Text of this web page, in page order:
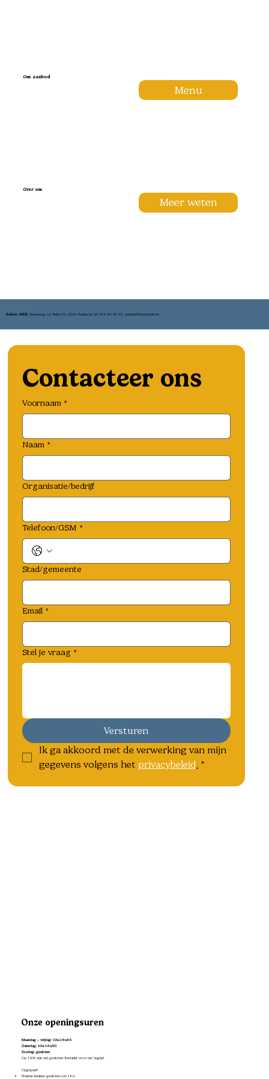
Ons aanbod
Menu
Over ons
Meer weten
Eethuis WEB, Steenweg op Tielen 70, 2300 Turnhout, tel. 014 44 20 42 ,eethuis@webwerkt.be
Contacteer ons
Voornaam *
Naam *
Organisatie/bedrijf
Telefoon/GSM *
Stad/gemeente
Email *
Stel je vraag *
Versturen
Ik ga akkoord met de verwerking van mijn
gegevens volgens het privacybeleid. *
Onze openingsuren
Maandag – vrijdag: 10u-16u45
Zaterdag: 10u-16u30
Zondag: gesloten
Op 15/8 zijn wij gesloten. Bedankt voor uw begrip!
Opgepast!
Warme keuken gesloten om 16u